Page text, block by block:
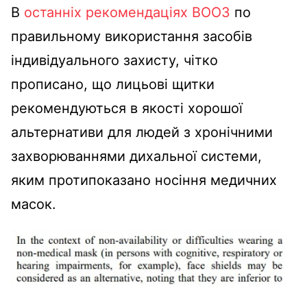
В останніх рекомендаціях ВООЗ по
правильному використання засобів
індивідуального захисту, чітко
прописано, що лицьові щитки
рекомендуються в якості хорошої
альтернативи для людей з хронічними
захворюваннями дихальної системи,
яким протипоказано носіння медичних
масок.